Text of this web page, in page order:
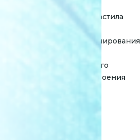
для профнастила
для профилирования
для тяжелого
машиностроения